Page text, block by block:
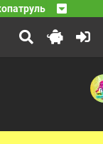
Марсианское